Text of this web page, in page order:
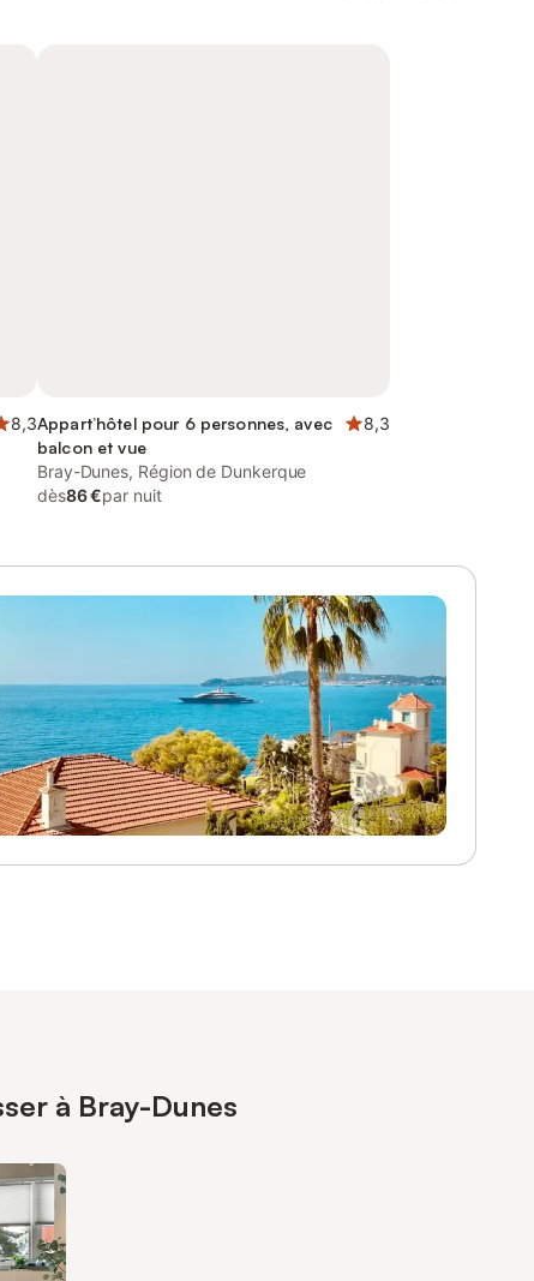
8,3Appart’hôtel pour 6 personnes, avec
balcon et vue
8,3
Bray-Dunes, Région de Dunkerque
dès86 €par nuit
à Bray-Dunes